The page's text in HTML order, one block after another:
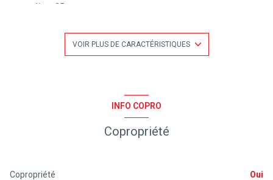
séjour 25 m²
cuisine américaine (équipée)
VOIR PLUS DE CARACTÉRISTIQUES
INFO COPRO
Copropriété
Copropriété Oui